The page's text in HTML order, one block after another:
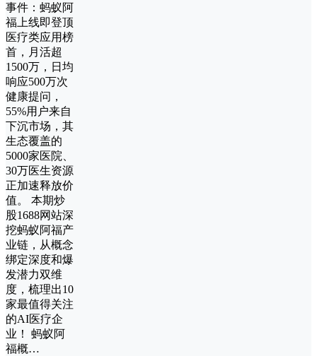
事件：蚂蚁阿
福上线即登顶
医疗类应用榜
首，月活超
1500万，日均
响应500万次
健康提问，
55%用户来自
下沉市场，其
生态覆盖的
5000家医院、
30万医生资源
正加速释放价
值。 本期炒
股1688网站深
挖蚂蚁阿福产
业链，从概念
绑定深度和爆
发潜力双维
度，梳理出10
家最值得关注
的AI医疗企
业！ 蚂蚁阿
福概…